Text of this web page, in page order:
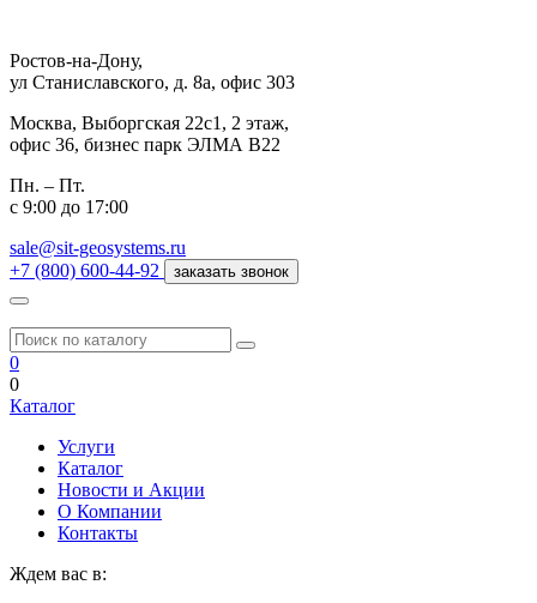
Ростов-на-Дону,
ул Станиславского, д. 8а, офис 303
Москва, Выборгская 22с1, 2 этаж,
офис 36, бизнес парк ЭЛМА В22
Пн. – Пт.
с 9:00 до 17:00
sale@sit-geosystems.ru
+7 (800) 600-44-92
заказать звонок
0
0
Каталог
Услуги
Каталог
Новости и Акции
О Компании
Контакты
Ждем вас в: